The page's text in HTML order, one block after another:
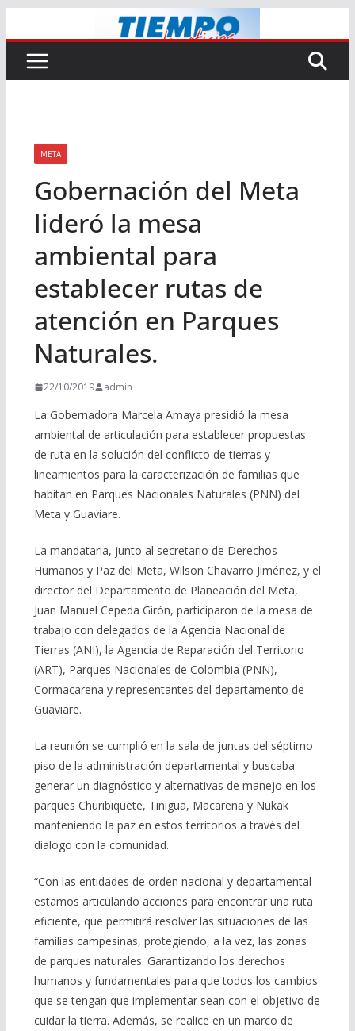
al
contenido
META
Gobernación del Meta
lideró la mesa
ambiental para
establecer rutas de
atención en Parques
Naturales.
22/10/2019 admin
La Gobernadora Marcela Amaya presidió la mesa
ambiental de articulación para establecer propuestas
de ruta en la solución del conflicto de tierras y
lineamientos para la caracterización de familias que
habitan en Parques Nacionales Naturales (PNN) del
Meta y Guaviare.
La mandataria, junto al secretario de Derechos
Humanos y Paz del Meta, Wilson Chavarro Jiménez, y el
director del Departamento de Planeación del Meta,
Juan Manuel Cepeda Girón, participaron de la mesa de
trabajo con delegados de la Agencia Nacional de
Tierras (ANI), la Agencia de Reparación del Territorio
(ART), Parques Nacionales de Colombia (PNN),
Cormacarena y representantes del departamento de
Guaviare.
La reunión se cumplió en la sala de juntas del séptimo
piso de la administración departamental y buscaba
generar un diagnóstico y alternativas de manejo en los
parques Churibiquete, Tinigua, Macarena y Nukak
manteniendo la paz en estos territorios a través del
dialogo con la comunidad.
“Con las entidades de orden nacional y departamental
estamos articulando acciones para encontrar una ruta
eficiente, que permitirá resolver las situaciones de las
familias campesinas, protegiendo, a la vez, las zonas
de parques naturales. Garantizando los derechos
humanos y fundamentales para que todos los cambios
que se tengan que implementar sean con el objetivo de
cuidar la tierra. Además, se realice en un marco de